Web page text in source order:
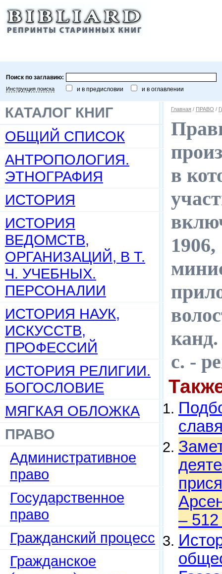
Поиск по заглавию:
Инструкция поиска и в предисловии и в оглавлении
КАТАЛОГ КНИГ
ОБЩИЙ СПИСОК
АНТРОПОЛОГИЯ.
ЭТНОГРАФИЯ
ИСТОРИЯ
ИСТОРИЯ
ВЕДОМСТВ,
ОРГАНИЗАЦИЙ, В Т.
Ч. УЧЕБНЫХ.
ПЕРСОНАЛИИ
ИСТОРИЯ НАУК,
ИСКУССТВ,
ПРОФЕССИЙ
ИСТОРИЯ РЕЛИГИИ.
БОГОСЛОВИЕ
МЯГКАЯ ОБЛОЖКА
ПРАВО
Административное
право
Государственное
право
Гражданский процесс
Гражданское
Главная / ПРАВО /
в
с. -
– 512